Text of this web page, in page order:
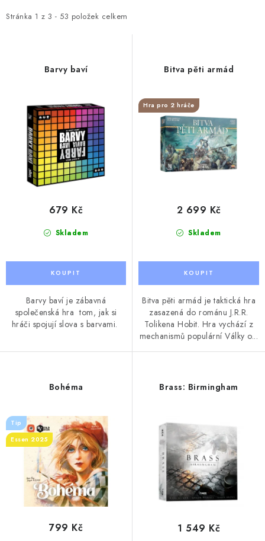
i
Stránka 1 z 3 - 53 položek celkem
e
Barvy baví
Skladem
679 Kč
Barvy baví je zábavná
společenská hra tom, jak si
hráči spojují slova s barvami.
Bitva pěti armád
Hra pro 2 hráče
Skladem
2 699 Kč
Bitva pěti armád je taktická hra
zasazená do románu J.R.R.
Tolikena Hobit. Hra vychází z
mechanismů populární Války o...
Bohéma
Tip
Essen 2025
799 Kč
Brass: Birmingham
1 549 Kč